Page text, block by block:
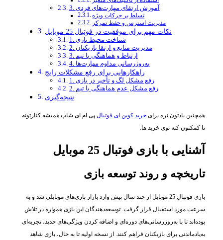
3. آموزش ارتقای مهارت‌های فردی
تسلط بر حرکات ویژه
مدیریت استرس و حفظ تمرکز
نکات مهم برای موفقیت در فوتبال 25 موبایل
1. شناخت محیط بازی
2. مدیریت منابع و ارتقا بازیکنان
3. ارتباط و هماهنگی با تیم
4. به‌روزرسانی مداوم مهارت‌ها
راهکارهایی برای رفع مشکلات رایج
1. رفع مشکل لگ و تأخیر در بازی
2. رفع مشکل عدم هماهنگی با تیم
نتیجه‌گیری
همچنین یادتون نره برای خرید کوین ای فوتبال پی ام ای شاپ همیشه کنارتونه
تا کمکتون کنه توی خرید ها.
آشنایی با بازی فوتبال 25 موبایل
تاریخچه و روند توسعه بازی
بازی فوتبال 25 موبایل از چند سال پیش وارد بازار بازی‌های موبایلی شد و به
سرعت مورد استقبال قرار گرفت. توسعه‌دهندگان این بازی همواره در تلاش
بوده‌اند تا با به‌روزرسانی‌های دوره‌ای و اضافه کردن ویژگی‌های جدید، تجربه‌ای
به‌یادماندنی برای بازیکنان فراهم کنند. از نسخه اولیه تا به حال، بازی شاهد